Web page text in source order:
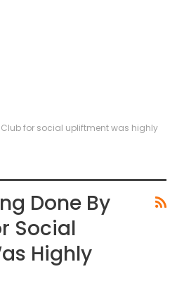
for social upliftment was highly
Done By
Social
Highly